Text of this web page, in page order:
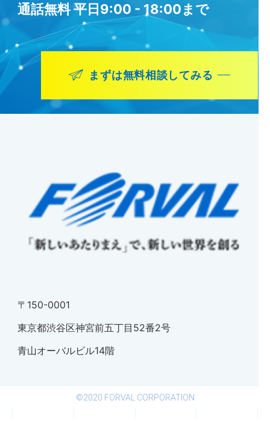
通話無料平日9:00 - 18:00まで
まずは無料相談してみる
〒150-0001
東京都渋谷区神宮前五丁目52番2号
青山オーバルビル14階
©2020 FORVAL CORPORATION